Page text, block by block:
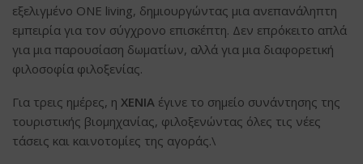
εξελιγμένο ONE living, δημιουργώντας μια ανεπανάληπτη
εμπειρία για τον σύγχρονο επισκέπτη. Δεν επρόκειτο απλά
για μια παρουσίαση δωματίων, αλλά για μια διαφορετική
φιλοσοφία φιλοξενίας.
Για τρεις ημέρες, η XENIA έγινε το σημείο συνάντησης της
τουριστικής βιομηχανίας, φιλοξενώντας όλες τις νέες
τάσεις και καινοτομίες της αγοράς.\